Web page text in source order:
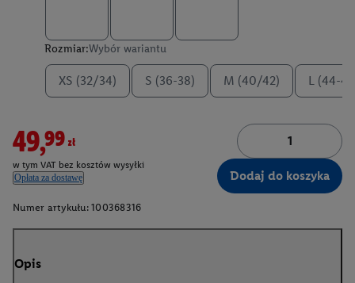
Rozmiar:Wybór wariantu
XS (32/34) S (36-38) M (40/42) L (44-
49,99zł
w tym VAT bez kosztów wysyłki
Opłata za dostawę
Dodaj do koszyka
Numer artykułu: 100368316
Opis